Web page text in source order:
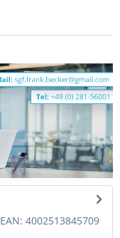
4002513845709